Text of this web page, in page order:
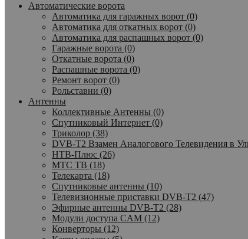
Автоматические ворота
Автоматика для гаражных ворот (0)
Автоматика для откатных ворот (0)
Автоматика для распашных ворот (0)
Гаражные ворота (0)
Откатные ворота (0)
Распашные ворота (0)
Ремонт ворот (0)
Рольставни (0)
Антенны
Коллективные Антенны (0)
Спутниковый Интернет (0)
Триколор (38)
DVB-T2 Взамен Аналогового Телевидения в
НТВ-Плюс (26)
МТС ТВ (18)
Телекарта (18)
Спутниковые антенны (10)
Телевизионные приставки DVB-T2 (47)
Эфирные антенны DVB-T2 (28)
Модули доступа CAM (12)
Конверторы (12)